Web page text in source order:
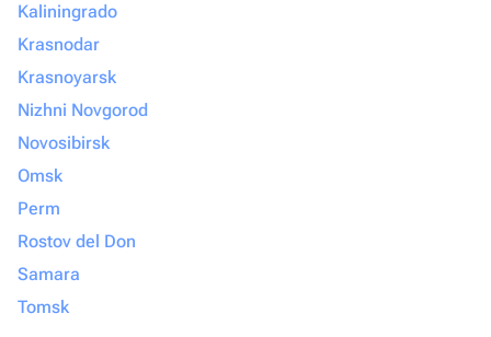
Kaliningrado
Krasnodar
Krasnoyarsk
Nizhni Novgorod
Novosibirsk
Omsk
Perm
Rostov del Don
Samara
Tomsk